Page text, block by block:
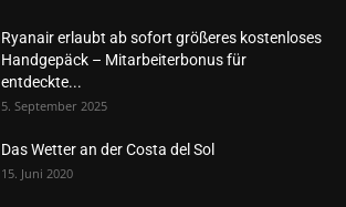
Ryanair erlaubt ab sofort größeres kostenloses
Handgepäck – Mitarbeiterbonus für
entdeckte...
5. September 2025
Das Wetter an der Costa del Sol
15. Juni 2020